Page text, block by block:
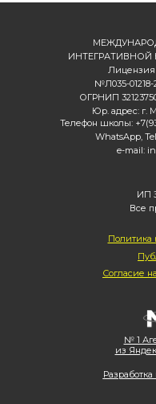
ИП
Все
Телефон школы:
WhatsApp,
e-mail:
№Л035-01218-
ОГРНИП
Юр. адрес: г.
Политика
Согласие
№ 1
из